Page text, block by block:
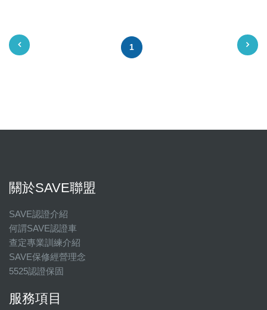
1
關於SAVE聯盟
SAVE認證介紹
何謂SAVE認證車
查定專業訓練介紹
SAVE保修經營理念
5525認證保固
服務項目